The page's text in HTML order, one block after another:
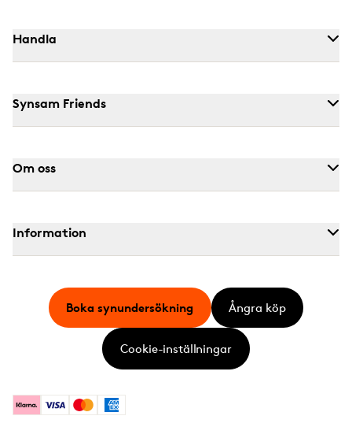
Handla
Synsam Friends
Om oss
Information
KlarnaVisa MastercardAmerican Express
Boka synundersökning Ångra köp
Cookie-inställningar